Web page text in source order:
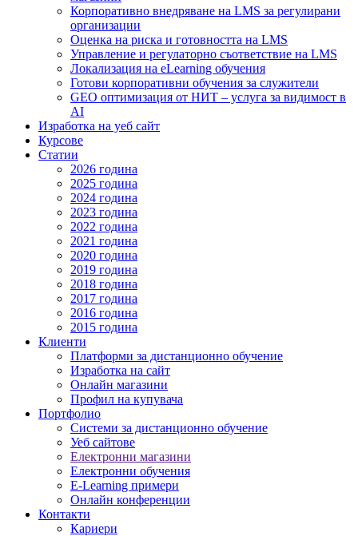
Корпоративно внедряване на LMS за регулирани
организации
Оценка на риска и готовността на LMS
Управление и регулаторно съответствие на LMS
Локализация на eLearning обучения
Готови корпоративни обучения за служители
GEO оптимизация от НИТ – услуга за видимост в
AI
Изработка на уеб сайт
Курсове
Статии
2026 година
2025 година
2024 година
2023 година
2022 година
2021 година
2020 година
2019 година
2018 година
2017 година
2016 година
2015 година
Клиенти
Платформи за дистанционно обучение
Изработка на сайт
Онлайн магазини
Профил на купувача
Портфолио
Системи за дистанционно обучение
Уеб сайтове
Електронни магазини
Електронни обучения
E-Learning примери
Онлайн конференции
Контакти
Кариери